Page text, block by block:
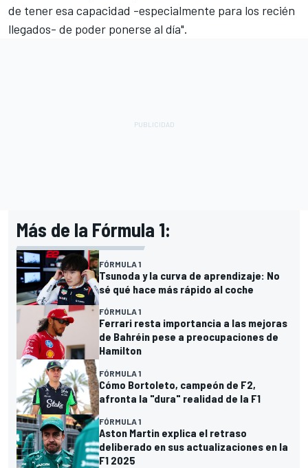
de tener esa capacidad -especialmente para los recién
llegados- de poder ponerse al día".
Más de la Fórmula 1:
FÓRMULA 1
Tsunoda y la curva de aprendizaje: No
sé qué hace más rápido al coche
FÓRMULA 1
Ferrari resta importancia a las mejoras
de Bahréin pese a preocupaciones de
Hamilton
FÓRMULA 1
Cómo Bortoleto, campeón de F2,
afronta la "dura" realidad de la F1
FÓRMULA 1
Aston Martin explica el retraso
deliberado en sus actualizaciones en la
F1 2025